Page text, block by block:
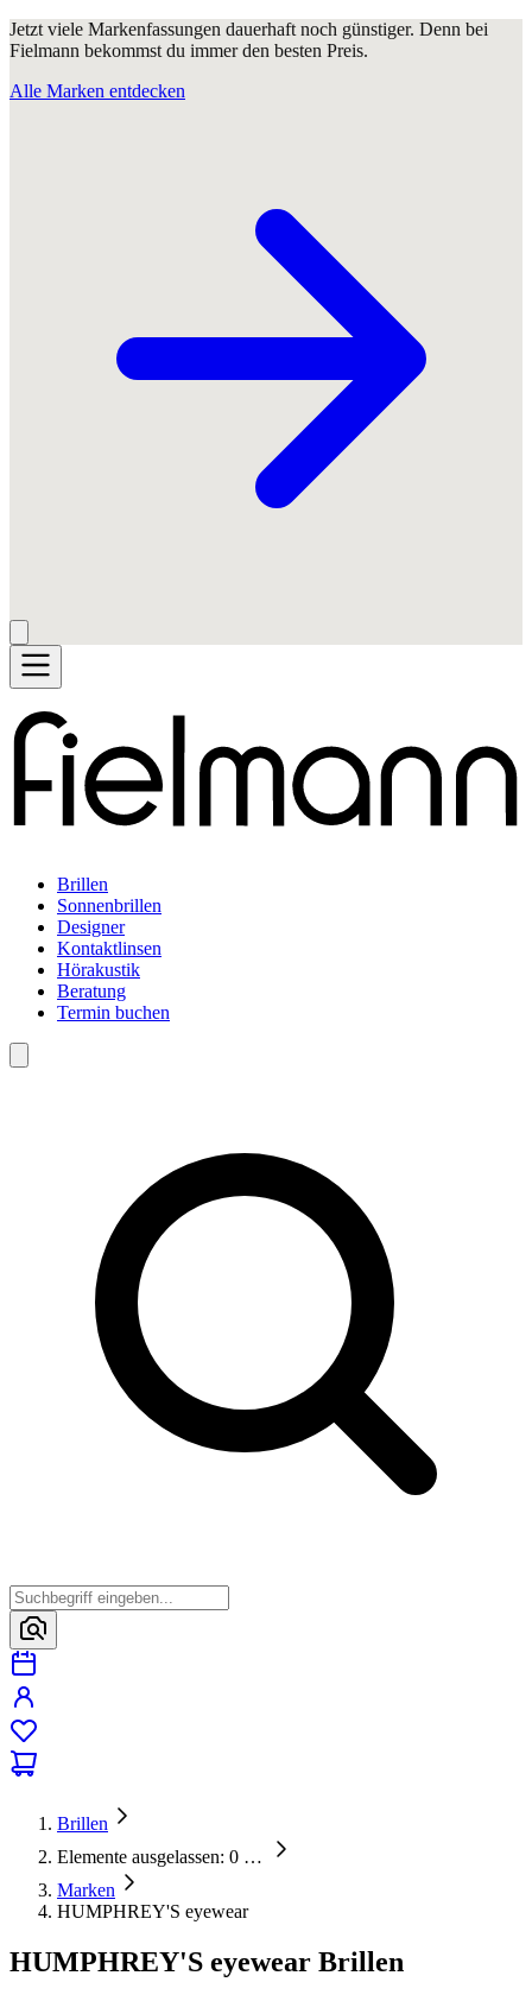
Jetzt viele Markenfassungen dauerhaft noch günstiger. Denn bei
Fielmann bekommst du immer den besten Preis.
Alle Marken entdecken
Brillen
Sonnenbrillen
Designer
Kontaktlinsen
Hörakustik
Beratung
Termin buchen
Brillen
Elemente ausgelassen: 0 …
Marken
HUMPHREY'S eyewear
HUMPHREY'S eyewear Brillen